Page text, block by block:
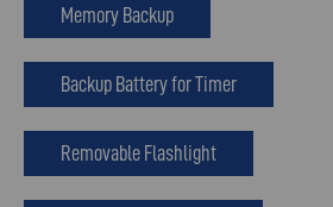
Memory Backup
Backup Battery for Timer
Removable Flashlight